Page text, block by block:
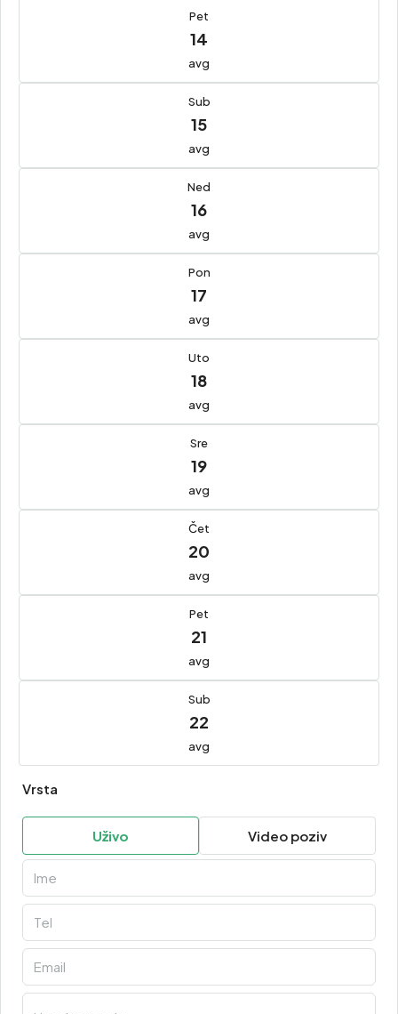
Pet
14
avg
Sub
15
avg
Ned
16
avg
Pon
17
avg
Uto
18
avg
Sre
19
avg
Čet
20
avg
Pet
21
avg
Sub
22
avg
Vrsta
Uživo Video poziv